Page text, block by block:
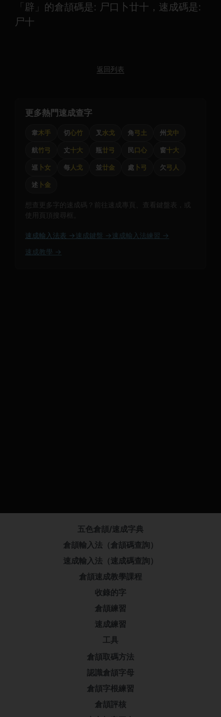
「辟」的倉頡碼是: 尸口卜廿十，速成碼是:
尸十
返回列表
更多熱門速成查字
韋木手 切心竹 叉 水戈 角弓土 州 戈中
航竹弓 丈十大 瓶廿弓 民口心 窗十大
巡 卜女 每人戈 並廿金 處 卜弓 欠弓人
述 卜金
想查更多字的速成碼？前往速成專頁、查看鍵盤表，或
使用頁頂搜尋框。
速成輸入法表 → 速成鍵盤 → 速成輸入法練習 →
速成教學 →
五色倉頡/速成字典
倉頡輸入法（倉頡碼查詢）
速成輸入法（速成碼查詢）
倉頡速成教學課程
收錄的字
倉頡練習
速成練習
工具
倉頡取碼方法
認識倉頡字母
倉頡字根練習
倉頡評核